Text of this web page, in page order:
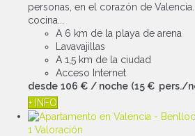
personas, en el corazón de
cocina...
A 6 km de la playa de arena
Lavavajillas
A 1,5 km de la ciudad
Acceso Internet
desde 106 € / noche (15 € pers./
+ INFO
1 Valoración